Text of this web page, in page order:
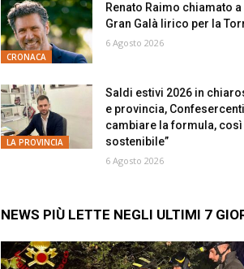
CRONACA
Renato Raimo chiamato
Gran Galà lirico per la
6 Agosto 2026
LA PROVINCIA
Saldi estivi 2026 in
e provincia,
cambiare la formula, così
sostenibile”
6 Agosto 2026
NEWS PIÙ LETTE NEGLI ULTIMI 7